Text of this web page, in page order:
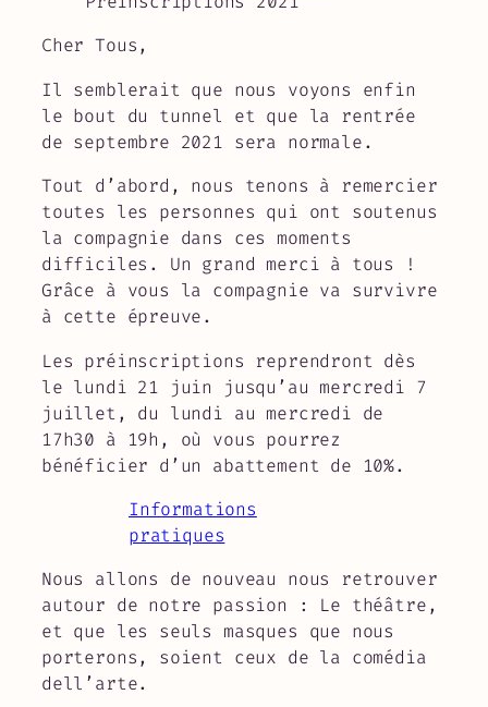
Cher Tous,
Il semblerait que nous voyons enfin
le bout du tunnel et que la rentrée
de septembre 2021 sera normale.
Tout d’abord, nous tenons à remercier
toutes les personnes qui ont soutenus
la compagnie dans ces moments
difficiles. Un grand merci à tous !
Grâce à vous la compagnie va survivre
à cette épreuve.
Les préinscriptions reprendront dès
le lundi 21 juin jusqu’au mercredi 7
juillet, du lundi au mercredi de
17h30 à 19h, où vous pourrez
bénéficier d’un abattement de 10%.
Informations
pratiques
Nous allons de nouveau nous retrouver
autour de notre passion : Le théâtre,
et que les seuls masques que nous
porterons, soient ceux de la comédia
dell’arte.